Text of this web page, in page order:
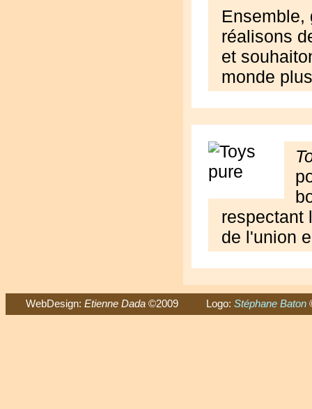
Ensemble,
réalisons
et
monde
respectant
de l'union
WebDesign:Etienne Dada ©2009 Logo:Stéphane Baton